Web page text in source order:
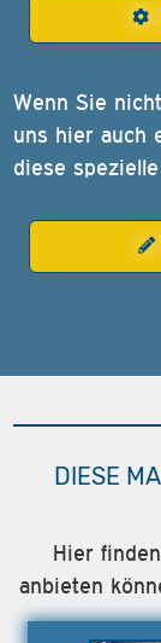
Wenn Sie
uns hier auch
diese
DIESE
Hier
anbieten